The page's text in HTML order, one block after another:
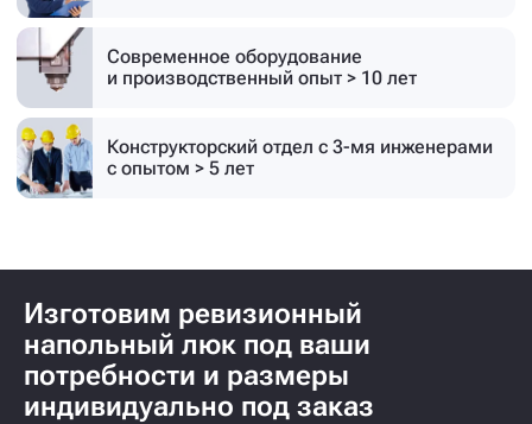
Современное оборудование
и производственный опыт > 10 лет
Конструкторский отдел с 3-мя инженерами
с опытом > 5 лет
Изготовим ревизионный
напольный люк под ваши
потребности и размеры
индивидуально под заказ